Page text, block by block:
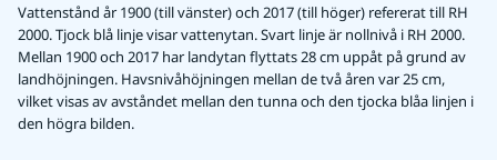
Vattenstånd år 1900 (till vänster) och 2017 (till höger) refererat till RH
2000. Tjock blå linje visar vattenytan. Svart linje är nollnivå i RH 2000.
Mellan 1900 och 2017 har landytan flyttats 28 cm uppåt på grund av
landhöjningen. Havsnivåhöjningen mellan de två åren var 25 cm,
vilket visas av avståndet mellan den tunna och den tjocka blåa linjen i
den högra bilden.